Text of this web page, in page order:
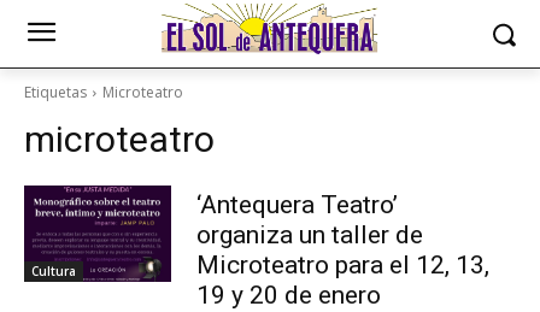
Etiquetas Microteatro
microteatro
Cultura
‘Antequera Teatro’
organiza un taller de
Microteatro para el 12, 13,
19 y 20 de enero